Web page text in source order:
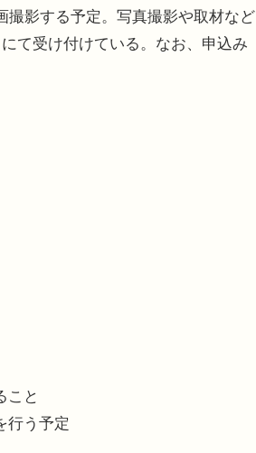
撮影する予定。写真撮影や取材など
て受け付けている。なお、申込み
こと
行う予定